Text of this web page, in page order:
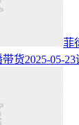
菲
带货2025-05-23